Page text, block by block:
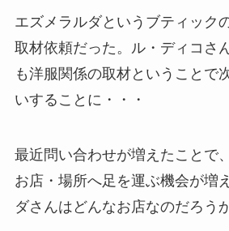
エズメラルダというブティック
取材依頼だった。ル・ディコさ
も洋服関係の取材ということで
いすることに・・・
最近問い合わせが増えたことで
お店・場所へ足を運ぶ機会が増
ダさんはどんなお店なのだろう